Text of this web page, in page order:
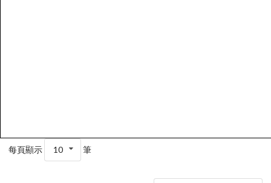
每頁顯示 10 筆